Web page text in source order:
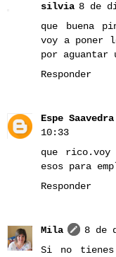
silvia 8 de
que buena
voy a poner
por
Responder
Espe Saavedra
10:33
que
esos para
Responder
Mila
8 de
Si no tienes